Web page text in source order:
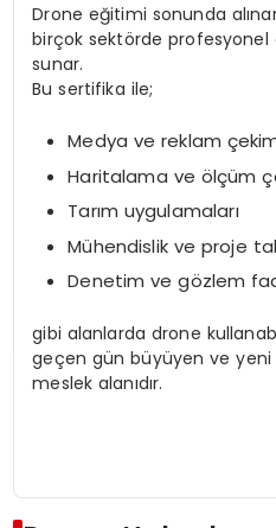
Drone eğitimi sonunda
birçok sektörde profesyonel
sunar.
Bu sertifika ile;
Medya ve reklam
Haritalama ve ölçüm
Tarım uygulamaları
Mühendislik ve proje
Denetim ve gözlem
gibi alanlarda drone
geçen gün büyüyen ve yeni
meslek alanıdır.